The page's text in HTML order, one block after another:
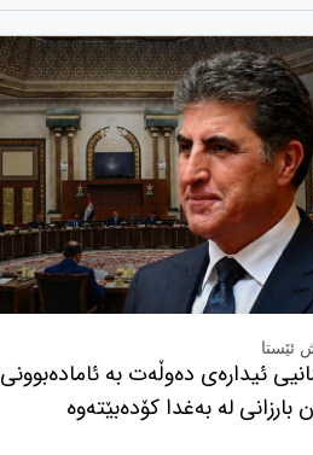
ئیدارەی دەوڵەت بە ئامادەبوونی
بارزانی لە بەغدا کۆدەبێتەوە